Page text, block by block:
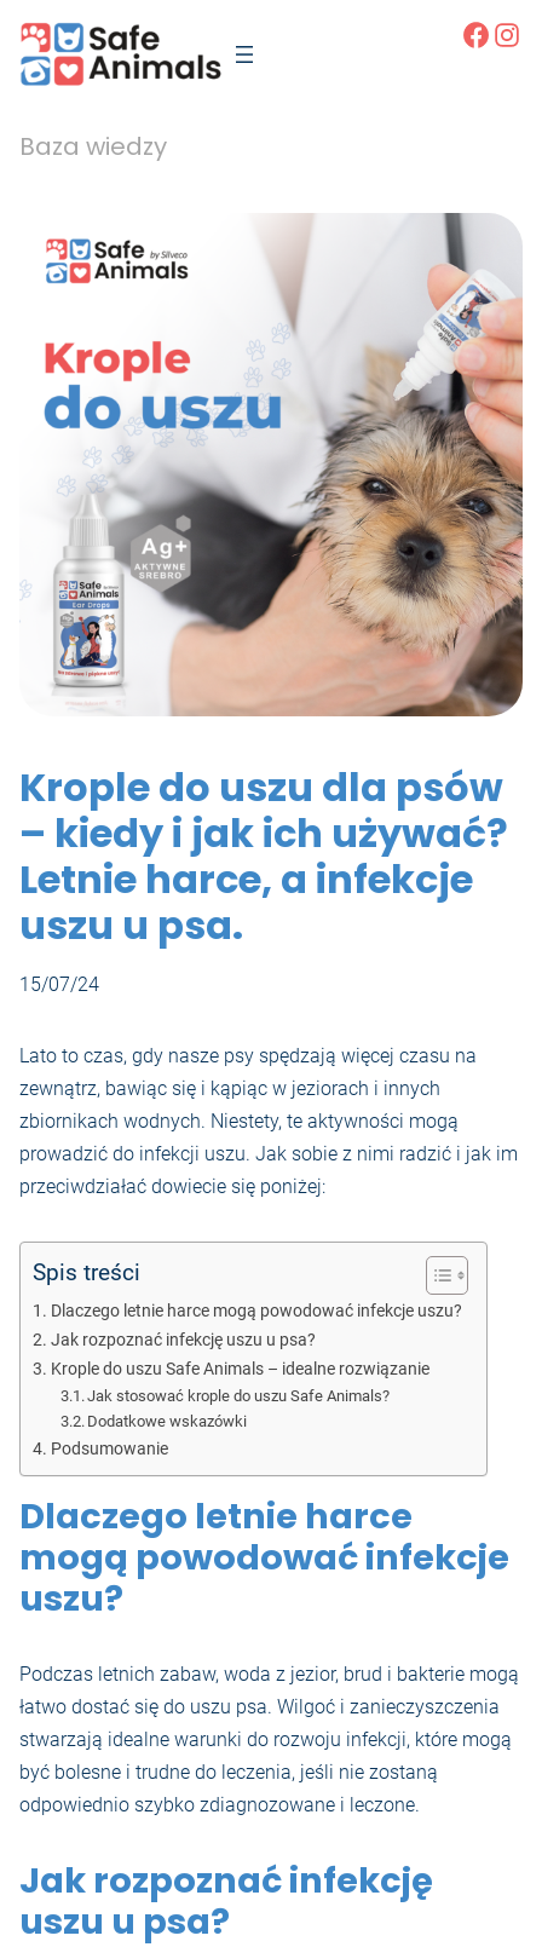
Baza wiedzy
Krople do uszu dla psów
– kiedy i jak ich używać?
Letnie harce, a infekcje
uszu u psa.
15/07/24
Lato to czas, gdy nasze psy spędzają więcej czasu na
zewnątrz, bawiąc się i kąpiąc w jeziorach i innych
zbiornikach wodnych. Niestety, te aktywności mogą
prowadzić do infekcji uszu. Jak sobie z nimi radzić i jak im
przeciwdziałać dowiecie się poniżej:
Spis treści
Dlaczego letnie harce mogą powodować infekcje uszu?
Jak rozpoznać infekcję uszu u psa?
Krople do uszu Safe Animals – idealne rozwiązanie
Jak stosować krople do uszu Safe Animals?
Dodatkowe wskazówki
Podsumowanie
Dlaczego letnie harce
mogą powodować infekcje
uszu?
Podczas letnich zabaw, woda z jezior, brud i bakterie mogą
łatwo dostać się do uszu psa. Wilgoć i zanieczyszczenia
stwarzają idealne warunki do rozwoju infekcji, które mogą
być bolesne i trudne do leczenia, jeśli nie zostaną
odpowiednio szybko zdiagnozowane i leczone.
Jak rozpoznać infekcję
uszu u psa?